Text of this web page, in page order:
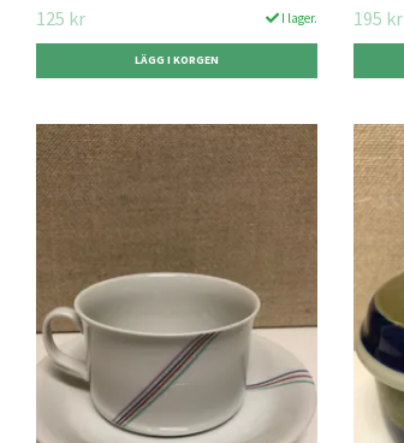
125 kr I lager. 195 kr